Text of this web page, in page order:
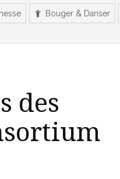
Bouger & Danser
des